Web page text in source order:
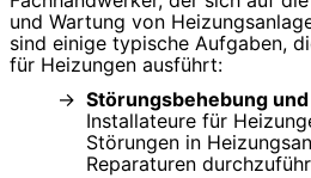
und Wartung von
sind einige typische Aufgaben,
für Heizungen ausführt:
Störungsbehebung
Installateure für
Störungen in
Reparaturen